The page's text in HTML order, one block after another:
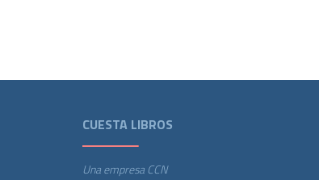
CUESTA LIBROS
Una empresa CCN